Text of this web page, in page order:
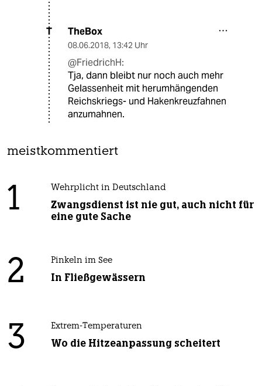
T TheBox
08.06.2018, 13:42 Uhr
@FriedrichH:
Tja, dann bleibt nur noch auch mehr
Gelassenheit mit herumhängenden
Reichskriegs- und Hakenkreuzfahnen
anzumahnen.
meistkommentiert
1 Wehrplicht in Deutschland
Zwangsdienst ist nie gut, auch nicht für
eine gute Sache
2 Pinkeln im See
In Fließgewässern
3 Extrem-Temperaturen
Wo die Hitzeanpassung scheitert